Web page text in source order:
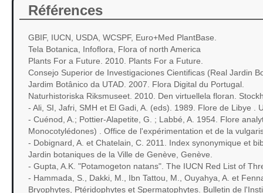
Références
GBIF, IUCN, USDA, WCSPF, Euro+Med PlantBase.
Tela Botanica, Infoflora, Flora of north America
Plants For a Future. 2010. Plants For a Future.
Consejo Superior de Investigaciones Cientificas (Real Jardin
Jardim Botânico da UTAD. 2007. Flora Digital du Portugal.
Naturhistoriska Riksmuseet. 2010. Den virtuellela floran.
- Ali, SI, Jafri, SMH et El Gadi, A. (eds). 1989. Flore de Libye .
- Cuénod, A.; Pottier-Alapetite, G. ; Labbé, A. 1954. Flore
Monocotylédones) . Office de l'expérimentation et de la
- Dobignard, A. et Chatelain, C. 2011. Index synonymique et
Jardin botaniques de la Ville de Genève, Genève.
- Gupta, A.K. "Potamogeton natans". The IUCN Red List of
- Hammada, S., Dakki, M., Ibn Tattou, M., Ouyahya, A. et
Bryophytes, Ptéridophytes et Spermatophytes. Bulletin de